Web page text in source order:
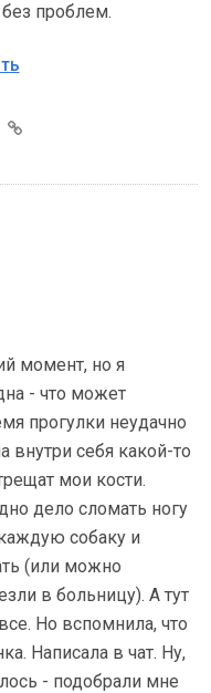
проблем.
момент, но я
- что может
прогулки неудачно
внутри себя какой-то
мои кости.
дело сломать ногу
собаку и
(или можно
в больницу). А тут
Но вспомнила, что
Написала в чат. Ну,
- подобрали мне